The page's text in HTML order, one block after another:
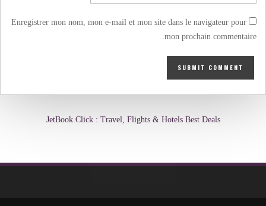
Enregistrer mon nom, mon e-mail et mon site dans le navigateur pour
mon prochain commentaire.
JetBook.Click : Travel, Flights & Hotels Best Deals